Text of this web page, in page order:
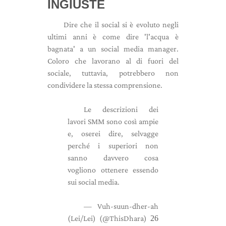
INGIUSTE
Dire che il social si è evoluto negli
ultimi anni è come dire 'l'acqua è
bagnata' a un social media manager.
Coloro che lavorano al di fuori del
sociale, tuttavia, potrebbero non
condividere la stessa comprensione.
Le descrizioni dei
lavori SMM sono così ampie
e, oserei dire, selvagge
perché i superiori non
sanno davvero cosa
vogliono ottenere essendo
sui social media.
— Vuh-suun-dher-ah
(Lei/Lei) (@ThisDhara) 26